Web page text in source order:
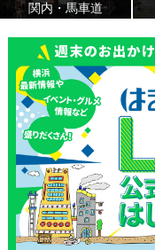
関内・馬車道